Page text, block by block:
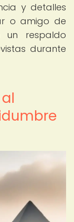
y detalles
o amigo de
un respaldo
durante